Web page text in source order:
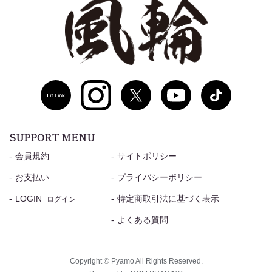
SUPPORT MENU
会員規約
お支払い
LOGIN ログイン
サイトポリシー
プライバシーポリシー
特定商取引法に基づく表示
よくある質問
Copyright © Pyamo All Rights Reserved.